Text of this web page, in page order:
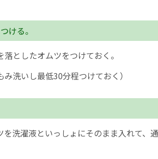
ける。
としたオムツをつけておく。
洗いし最低30分程つけておく）
洗濯液といっしょにそのまま入れて、
でさまざまな講座・クラス
院での出産を希望される方へ
医師プロフィール